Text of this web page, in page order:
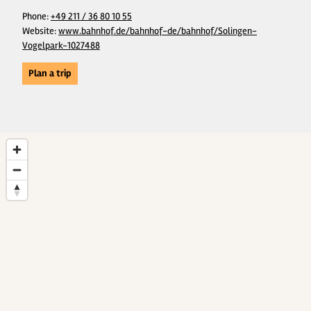
Phone:+49 211 / 36 80 10 55
Website:www.bahnhof.de/bahnhof-de/bahnhof/Solingen-
Vogelpark-1027488
Plan a trip